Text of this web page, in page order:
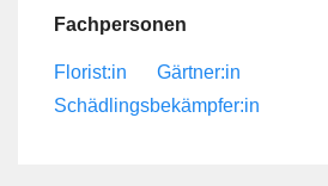
Fachpersonen
Florist:in
Gärtner:in
Schädlingsbekämpfer:in